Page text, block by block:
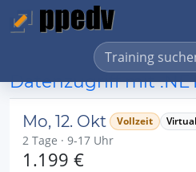
Datenzugriff mit
Mo, 12. Okt Vollzeit
2 Tage · 9-17 Uhr
1.199 €